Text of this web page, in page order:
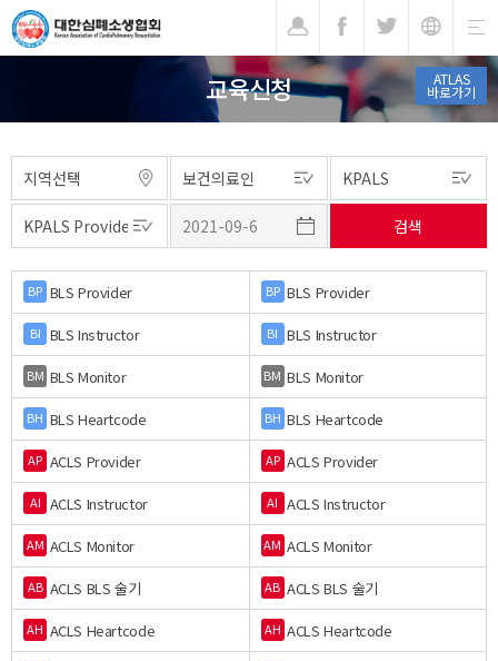
ATLAS
바로가기
교육신청
BP BLS Provider BP BLS Provider
BI BLS Instructor BI BLS Instructor
BM BLS Monitor BM BLS Monitor
BH BLS Heartcode BH BLS Heartcode
AP ACLS Provider AP ACLS Provider
AI ACLS Instructor AI ACLS Instructor
AM ACLS Monitor AM ACLS Monitor
AB ACLS BLS 술기 AB ACLS BLS 술기
AH ACLS Heartcode AH ACLS Heartcode